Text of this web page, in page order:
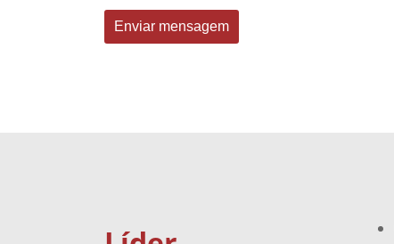
Enviar mensagem